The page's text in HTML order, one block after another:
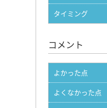
タイミング
コメント
よかった点
よくなかった点